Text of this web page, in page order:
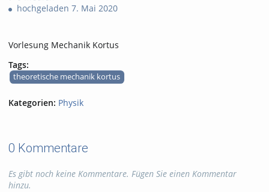
hochgeladen 7. Mai 2020
Vorlesung Mechanik Kortus
Tags:
theoretische mechanik kortus
Kategorien: Physik
0 Kommentare
Es gibt noch keine Kommentare. Fügen Sie einen Kommentar
hinzu.